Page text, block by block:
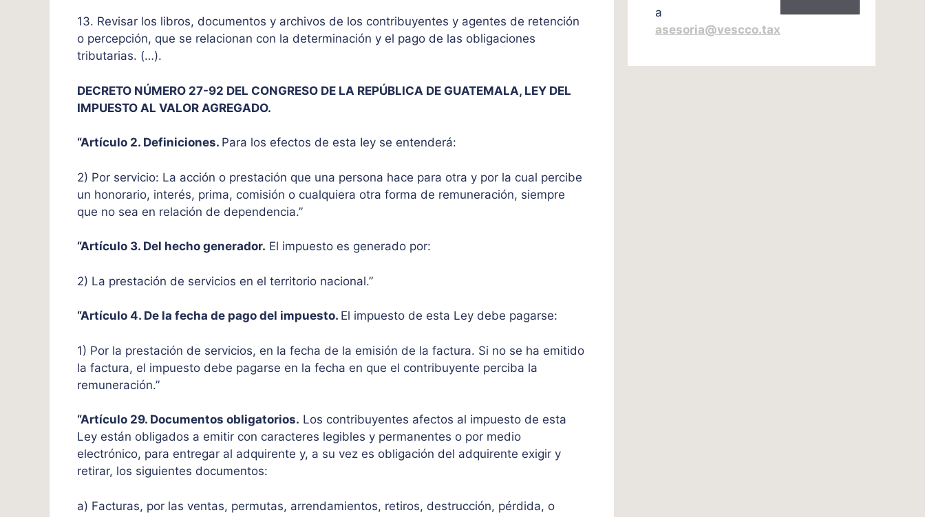
13. Revisar los libros, documentos y archivos de los contribuyentes y agentes de retención
o percepción, que se relacionan con la determinación y el pago de las obligaciones
tributarias. (…).
DECRETO NÚMERO 27-92 DEL CONGRESO DE LA REPÚBLICA DE GUATEMALA, LEY DEL
IMPUESTO AL VALOR AGREGADO.
“Artículo 2. Definiciones. Para los efectos de esta Iey se entenderá:
2) Por servicio: La acción o prestación que una persona hace para otra y por la cual percibe
un honorario, interés, prima, comisión o cualquiera otra forma de remuneración, siempre
que no sea en relación de dependencia.”
“Artículo 3. Del hecho generador. El impuesto es generado por:
2) La prestación de servicios en el territorio nacional.”
“Artículo 4. De la fecha de pago del impuesto. El impuesto de esta Ley debe pagarse:
1) Por la prestación de servicios, en la fecha de la emisión de la factura. Si no se ha emitido
la factura, el impuesto debe pagarse en la fecha en que el contribuyente perciba la
remuneración.”
“Artículo 29. Documentos obligatorios. Los contribuyentes afectos al impuesto de esta
Ley están obligados a emitir con caracteres legibles y permanentes o por medio
electrónico, para entregar al adquirente y, a su vez es obligación del adquirente exigir y
retirar, los siguientes documentos:
a) Facturas, por las ventas, permutas, arrendamientos, retiros, destrucción, pérdida, o
a
asesoria@vescco.tax